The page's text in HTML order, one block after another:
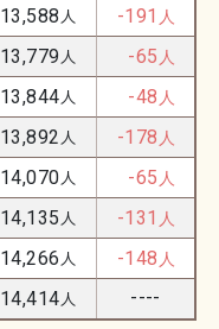
13,588人 -191 人
13,779人 -65 人
13,844人 -48 人
13,892人 -178 人
14,070人 -65 人
14,135人 -131 人
14,266人 -148 人
14,414人 ----